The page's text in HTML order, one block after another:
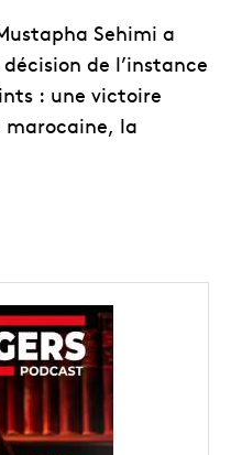
Sehimi a
de l’instance
: une victoire
la